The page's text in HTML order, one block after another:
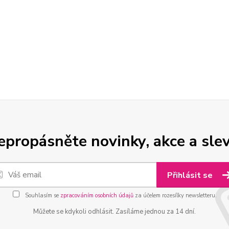
novinky, akce a
Přihlásit se
Souhlasím se zpracováním osobních údajůza účelem rozesílky newsletteru.
Můžete se kdykoli odhlásit. Zasíláme jednou za 14 dní.